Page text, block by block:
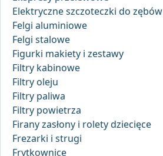
Elektryczne szczoteczki do zębów
Felgi aluminiowe
Felgi stalowe
Figurki makiety i zestawy
Filtry kabinowe
Filtry oleju
Filtry paliwa
Filtry powietrza
Firany zasłony i rolety dziecięce
Frezarki i strugi
Frytkownice